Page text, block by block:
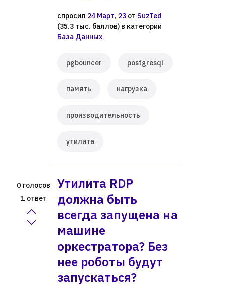
спросил 24 Март, 23 от SuzTed
(35.3 тыс. баллов) в категории
База Данных
pgbouncer postgresql
память нагрузка
производительность
утилита
0 голосов
1 ответ
Утилита RDP
должна быть
всегда запущена на
машине
оркестратора? Без
нее роботы будут
запускаться?